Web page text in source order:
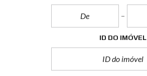
ID DO IMÓVEL